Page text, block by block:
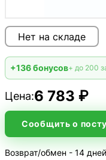
Нет на складе
+136 бонусов+ до 200
Цена:6 783 ₽
Сообщить о
Возврат/обмен - 14 дней